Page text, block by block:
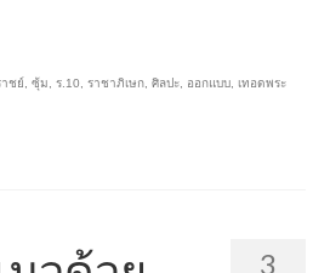
าชย์ ซุ้ม ร.10 ราชาภิเษก ศิลปะ ออกแบบ เทอดพระ
3